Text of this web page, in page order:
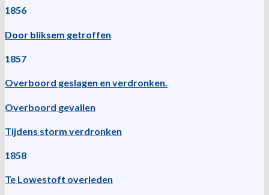
1856
Door bliksem getroffen
1857
Overboord geslagen en verdronken.
Overboord gevallen
Tijdens storm verdronken
1858
Te Lowestoft overleden